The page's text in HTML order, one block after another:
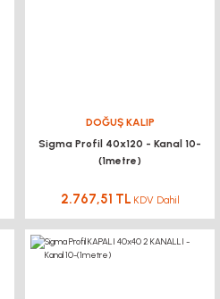
DOĞUŞ KALIP
Sigma Profil 40x120 - Kanal 10-
(1metre)
2.767,51 TL KDV Dahil